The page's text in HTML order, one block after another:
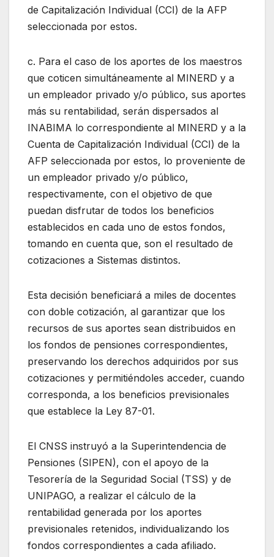
de Capitalización Individual (CCI) de la AFP
seleccionada por estos.
c. Para el caso de los aportes de los maestros
que coticen simultáneamente al MINERD y a
un empleador privado y/o público, sus aportes
más su rentabilidad, serán dispersados al
INABIMA lo correspondiente al MINERD y a la
Cuenta de Capitalización Individual (CCI) de la
AFP seleccionada por estos, lo proveniente de
un empleador privado y/o público,
respectivamente, con el objetivo de que
puedan disfrutar de todos los beneficios
establecidos en cada uno de estos fondos,
tomando en cuenta que, son el resultado de
cotizaciones a Sistemas distintos.
Esta decisión beneficiará a miles de docentes
con doble cotización, al garantizar que los
recursos de sus aportes sean distribuidos en
los fondos de pensiones correspondientes,
preservando los derechos adquiridos por sus
cotizaciones y permitiéndoles acceder, cuando
corresponda, a los beneficios previsionales
que establece la Ley 87-01.
El CNSS instruyó a la Superintendencia de
Pensiones (SIPEN), con el apoyo de la
Tesorería de la Seguridad Social (TSS) y de
UNIPAGO, a realizar el cálculo de la
rentabilidad generada por los aportes
previsionales retenidos, individualizando los
fondos correspondientes a cada afiliado.